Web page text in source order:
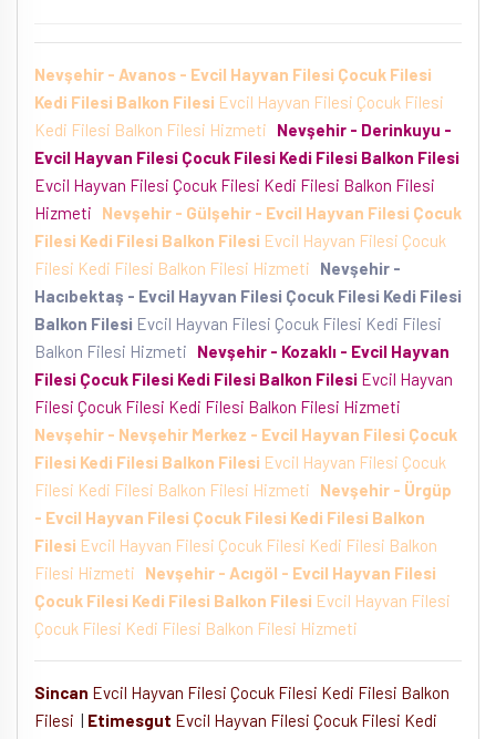
Nevşehir - Avanos - Evcil Hayvan Filesi Çocuk Filesi
Kedi Filesi Balkon Filesi Evcil Hayvan Filesi Çocuk Filesi
Kedi Filesi Balkon Filesi Hizmeti
Nevşehir - Derinkuyu -
Evcil Hayvan Filesi Çocuk Filesi Kedi Filesi Balkon Filesi
Evcil Hayvan Filesi Çocuk Filesi Kedi Filesi Balkon Filesi
Hizmeti
Nevşehir - Gülşehir - Evcil Hayvan Filesi Çocuk
Filesi Kedi Filesi Balkon Filesi Evcil Hayvan Filesi Çocuk
Filesi Kedi Filesi Balkon Filesi Hizmeti
Nevşehir -
Hacıbektaş - Evcil Hayvan Filesi Çocuk Filesi Kedi Filesi
Balkon Filesi Evcil Hayvan Filesi Çocuk Filesi Kedi Filesi
Balkon Filesi Hizmeti
Nevşehir - Kozaklı - Evcil Hayvan
Filesi Çocuk Filesi Kedi Filesi Balkon Filesi Evcil Hayvan
Filesi Çocuk Filesi Kedi Filesi Balkon Filesi Hizmeti
Nevşehir - Nevşehir Merkez - Evcil Hayvan Filesi Çocuk
Filesi Kedi Filesi Balkon Filesi Evcil Hayvan Filesi Çocuk
Filesi Kedi Filesi Balkon Filesi Hizmeti
Nevşehir - Ürgüp
- Evcil Hayvan Filesi Çocuk Filesi Kedi Filesi Balkon
Filesi Evcil Hayvan Filesi Çocuk Filesi Kedi Filesi Balkon
Filesi Hizmeti
Nevşehir - Acıgöl - Evcil Hayvan Filesi
Çocuk Filesi Kedi Filesi Balkon Filesi Evcil Hayvan Filesi
Çocuk Filesi Kedi Filesi Balkon Filesi Hizmeti
Sincan Evcil Hayvan Filesi Çocuk Filesi Kedi Filesi Balkon
Filesi | Etimesgut Evcil Hayvan Filesi Çocuk Filesi Kedi